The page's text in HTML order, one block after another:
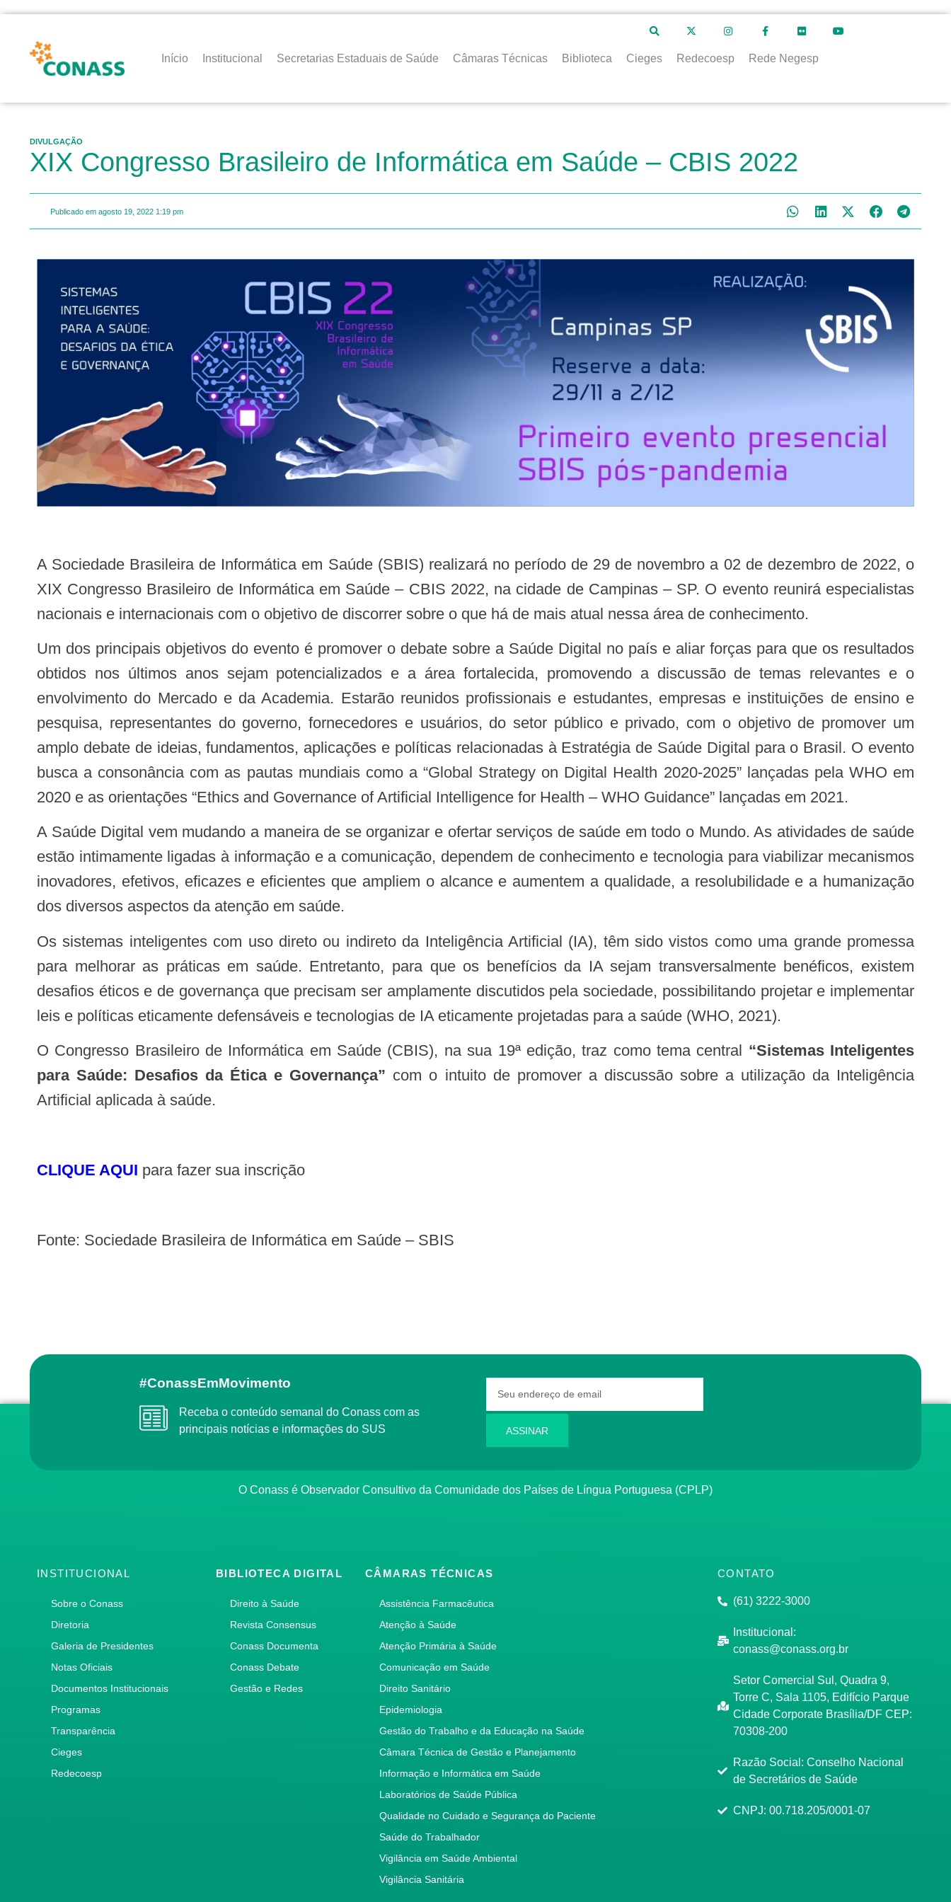
Início Institucional Secretarias Estaduais de Saúde Câmaras Técnicas Biblioteca Cieges Redecoesp Rede Negesp
DIVULGAÇÃO
XIX Congresso Brasileiro de Informática em Saúde – CBIS 2022
Publicado em agosto 19, 2022 1:19 pm
A Sociedade Brasileira de Informática em Saúde (SBIS) realizará no período de 29 de novembro a 02 de dezembro de 2022, o
XIX Congresso Brasileiro de Informática em Saúde – CBIS 2022, na cidade de Campinas – SP. O evento reunirá especialistas
nacionais e internacionais com o objetivo de discorrer sobre o que há de mais atual nessa área de conhecimento.
Um dos principais objetivos do evento é promover o debate sobre a Saúde Digital no país e aliar forças para que os resultados
obtidos nos últimos anos sejam potencializados e a área fortalecida, promovendo a discussão de temas relevantes e o
envolvimento do Mercado e da Academia. Estarão reunidos profissionais e estudantes, empresas e instituições de ensino e
pesquisa, representantes do governo, fornecedores e usuários, do setor público e privado, com o objetivo de promover um
amplo debate de ideias, fundamentos, aplicações e políticas relacionadas à Estratégia de Saúde Digital para o Brasil. O evento
busca a consonância com as pautas mundiais como a “Global Strategy on Digital Health 2020-2025” lançadas pela WHO em
2020 e as orientações “Ethics and Governance of Artificial Intelligence for Health – WHO Guidance” lançadas em 2021.
A Saúde Digital vem mudando a maneira de se organizar e ofertar serviços de saúde em todo o Mundo. As atividades de saúde
estão intimamente ligadas à informação e a comunicação, dependem de conhecimento e tecnologia para viabilizar mecanismos
inovadores, efetivos, eficazes e eficientes que ampliem o alcance e aumentem a qualidade, a resolubilidade e a humanização
dos diversos aspectos da atenção em saúde.
Os sistemas inteligentes com uso direto ou indireto da Inteligência Artificial (IA), têm sido vistos como uma grande promessa
para melhorar as práticas em saúde. Entretanto, para que os benefícios da IA sejam transversalmente benéficos, existem
desafios éticos e de governança que precisam ser amplamente discutidos pela sociedade, possibilitando projetar e implementar
leis e políticas eticamente defensáveis ​​e tecnologias de IA eticamente projetadas para a saúde (WHO, 2021).
O Congresso Brasileiro de Informática em Saúde (CBIS), na sua 19ª edição, traz como tema central “Sistemas Inteligentes
para Saúde: Desafios da Ética e Governança” com o intuito de promover a discussão sobre a utilização da Inteligência
Artificial aplicada à saúde.
CLIQUE AQUI para fazer sua inscrição
Fonte: Sociedade Brasileira de Informática em Saúde – SBIS
#ConassEmMovimento
Receba o conteúdo semanal do Conass com as
principais notícias e informações do SUS
ASSINAR
O Conass é Observador Consultivo da Comunidade dos Países de Língua Portuguesa (CPLP)
INSTITUCIONAL
Sobre o Conass
Diretoria
Galeria de Presidentes
Notas Oficiais
Documentos Institucionais
Programas
Transparência
Cieges
Redecoesp
BIBLIOTECA DIGITAL
Direito à Saúde
Revista Consensus
Conass Documenta
Conass Debate
Gestão e Redes
CÂMARAS TÉCNICAS
Assistência Farmacêutica
Atenção à Saúde
Atenção Primária à Saúde
Comunicação em Saúde
Direito Sanitário
Epidemiologia
Gestão do Trabalho e da Educação na Saúde
Câmara Técnica de Gestão e Planejamento
Informação e Informática em Saúde
Laboratórios de Saúde Pública
Qualidade no Cuidado e Segurança do Paciente
Saúde do Trabalhador
Vigilância em Saúde Ambiental
Vigilância Sanitária
CONTATO
(61) 3222-3000
Institucional:
conass@conass.org.br
Setor Comercial Sul, Quadra 9,
Torre C, Sala 1105, Edifício Parque
Cidade Corporate Brasília/DF CEP:
70308-200
Razão Social: Conselho Nacional
de Secretários de Saúde
CNPJ: 00.718.205/0001-07